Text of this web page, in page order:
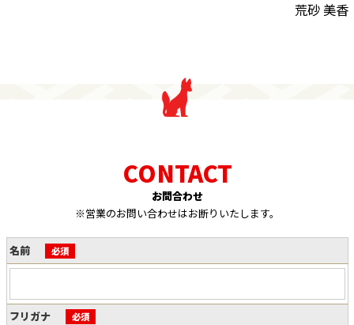
荒砂 美香
お問合わせ
※営業のお問い合わせはお断りいたします。
名前 必須
フリガナ 必須